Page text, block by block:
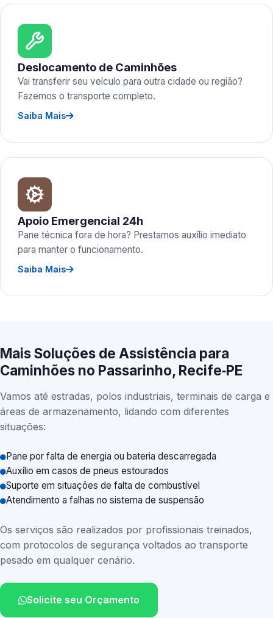
Deslocamento de Caminhões
Vai transferir seu veículo para outra cidade ou região?
Fazemos o transporte completo.
Saiba Mais
Apoio Emergencial 24h
Pane técnica fora de hora? Prestamos auxílio imediato
para manter o funcionamento.
Saiba Mais
Mais Soluções de Assistência para
Caminhões no Passarinho, Recife‑PE
Vamos até estradas, polos industriais, terminais de carga e
áreas de armazenamento, lidando com diferentes
situações:
Pane por falta de energia ou bateria descarregada
Auxílio em casos de pneus estourados
Suporte em situações de falta de combustível
Atendimento a falhas no sistema de suspensão
Os serviços são realizados por profissionais treinados,
com protocolos de segurança voltados ao transporte
pesado em qualquer cenário.
Solicite seu Orçamento